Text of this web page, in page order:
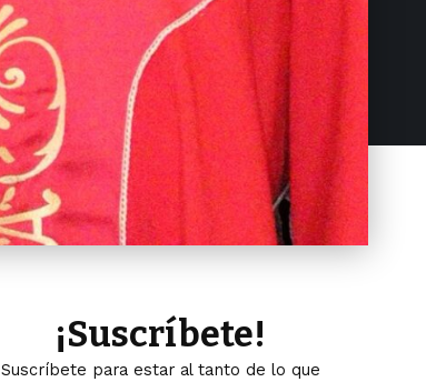
¡Suscríbete!
Suscríbete para estar al tanto de lo que